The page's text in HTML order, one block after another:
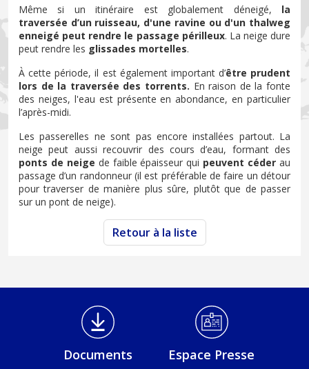
Même si un itinéraire est globalement déneigé, la
traversée d’un ruisseau, d'une ravine ou d'un thalweg
enneigé peut rendre le passage périlleux. La neige dure
peut rendre les glissades mortelles.
À cette période, il est également important d’être prudent
lors de la traversée des torrents. En raison de la fonte
des neiges, l'eau est présente en abondance, en particulier
l’après-midi.
Les passerelles ne sont pas encore installées partout. La
neige peut aussi recouvrir des cours d’eau, formant des
ponts de neige de faible épaisseur qui peuvent céder au
passage d’un randonneur (il est préférable de faire un détour
pour traverser de manière plus sûre, plutôt que de passer
sur un pont de neige).
Retour à la liste
Médiathèque Footer
Documents Espace Presse